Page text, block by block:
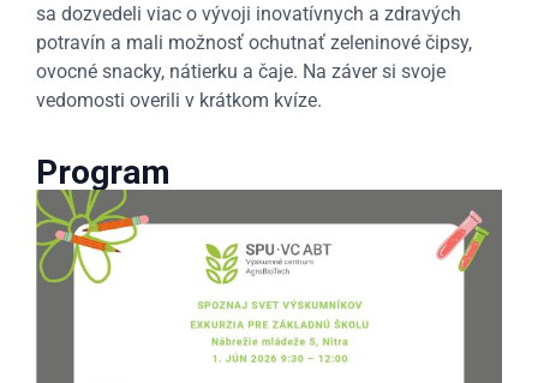
sa dozvedeli viac o vývoji inovatívnych a zdravých
potravín a mali možnosť ochutnať zeleninové čipsy,
ovocné snacky, nátierku a čaje. Na záver si svoje
vedomosti overili v krátkom kvíze.
Program